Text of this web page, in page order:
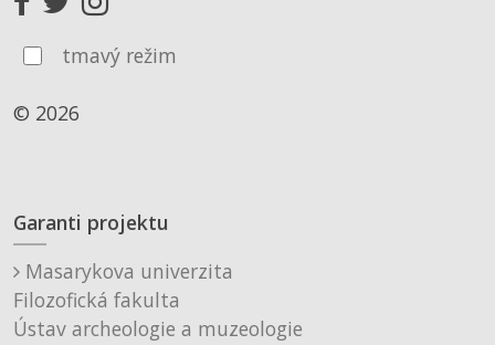
tmavý režim
© 2026
Garanti projektu
Masarykova univerzita
Filozofická fakulta
Ústav archeologie a muzeologie